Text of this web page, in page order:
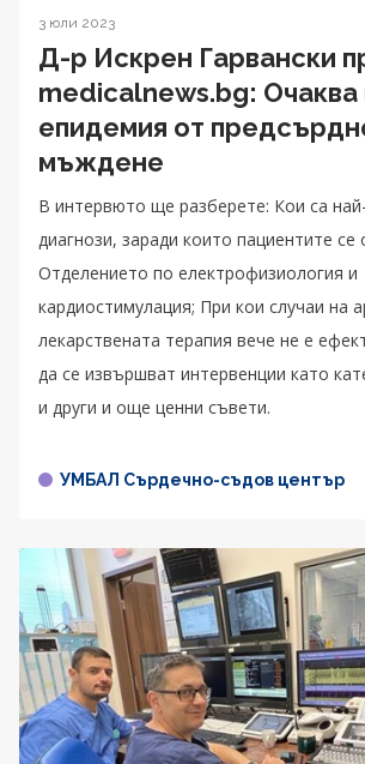
3 юли 2023
Д-р Искрен Гарвански
medicalnews.bg: Очаква
епидемия от
мъждене
В интервюто ще разберете: Кои са
диагнози, заради които пациентите
Отделението по електрофизиология и
кардиостимулация; При кои случаи на
лекарствената терапия вече не е
да се извършват интервенции като
и други и още ценни съвети.
УМБАЛ Сърдечно-съдов център